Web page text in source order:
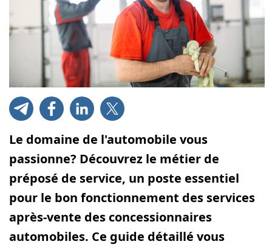
Le domaine de l'automobile vous
passionne? Découvrez le métier de
préposé de service, un poste essentiel
pour le bon fonctionnement des services
après-vente des concessionnaires
automobiles. Ce guide détaillé vous